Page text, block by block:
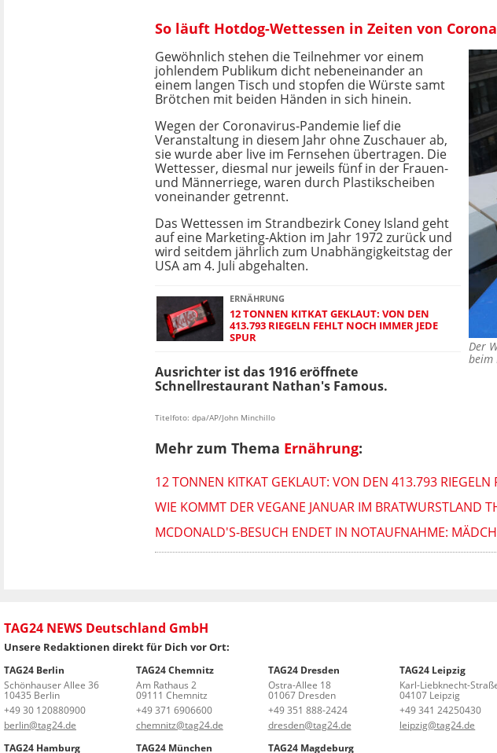
So läuft Hotdog-Wettessen in Zeiten von
Der
beim
Gewöhnlich stehen die Teilnehmer vor einem
johlendem Publikum dicht nebeneinander an
einem langen Tisch und stopfen die Würste samt
Brötchen mit beiden Händen in sich hinein.
Wegen der Coronavirus-Pandemie lief die
Veranstaltung in diesem Jahr ohne Zuschauer ab,
sie wurde aber live im Fernsehen übertragen. Die
Wettesser, diesmal nur jeweils fünf in der Frauen-
und Männerriege, waren durch Plastikscheiben
voneinander getrennt.
Das Wettessen im Strandbezirk Coney Island geht
auf eine Marketing-Aktion im Jahr 1972 zurück und
wird seitdem jährlich zum Unabhängigkeitstag der
USA am 4. Juli abgehalten.
ERNÄHRUNG
12 TONNEN KITKAT GEKLAUT: VON DEN
413.793 RIEGELN FEHLT NOCH IMMER JEDE
SPUR
Ausrichter ist das 1916 eröffnete
Schnellrestaurant Nathan's Famous.
Titelfoto: dpa/AP/John Minchillo
Mehr zum Thema Ernährung:
12 TONNEN KITKAT GEKLAUT: VON DEN 413.793 RIEGELN
WIE KOMMT DER VEGANE JANUAR IM BRATWURSTLAND
MCDONALD'S-BESUCH ENDET IN NOTAUFNAHME:
TAG24 NEWS Deutschland GmbH
Unsere Redaktionen direkt für Dich vor Ort:
TAG24 Berlin
Schönhauser Allee 36
10435 Berlin
+49 30 120880900
berlin@tag24.de
TAG24 Chemnitz
Am Rathaus 2
09111 Chemnitz
+49 371 6906600
chemnitz@tag24.de
TAG24 Dresden
Ostra-Allee 18
01067 Dresden
+49 351 888-2424
dresden@tag24.de
TAG24 Leipzig
Karl-Liebknecht-
04107 Leipzig
+49 341 24250430
leipzig@tag24.de
TAG24 Hamburg
TAG24 München TAG24 Magdeburg